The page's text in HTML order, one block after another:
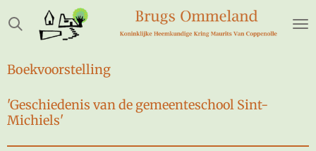
Ga
direct
de
Boekvoorstelling
'Geschiedenis van de gemeenteschool Sint-
Michiels'